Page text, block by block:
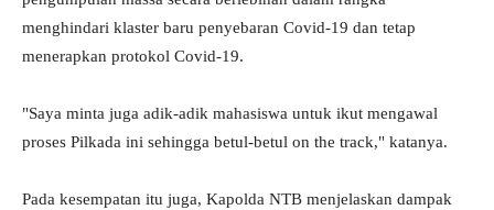
menghindari klaster baru penyebaran Covid-19 dan tetap
menerapkan protokol Covid-19.
"Saya minta juga adik-adik mahasiswa untuk ikut mengawal
proses Pilkada ini sehingga betul-betul on the track," katanya.
Pada kesempatan itu juga, Kapolda NTB menjelaskan dampak